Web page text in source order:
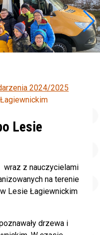
2024/2025
Lesie
z nauczycielami
na terenie
Lesie Łagiewnickim
drzewa i